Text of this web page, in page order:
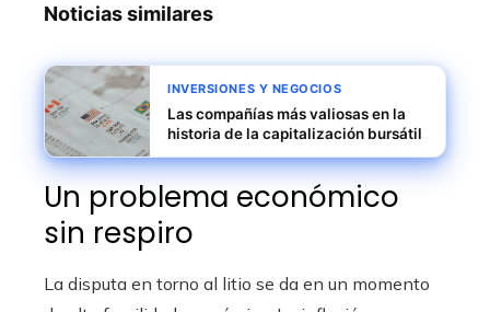
Noticias similares
INVERSIONES Y NEGOCIOS
Las compañías más valiosas en la
historia de la capitalización bursátil
Un problema económico
sin respiro
La disputa en torno al litio se da en un momento